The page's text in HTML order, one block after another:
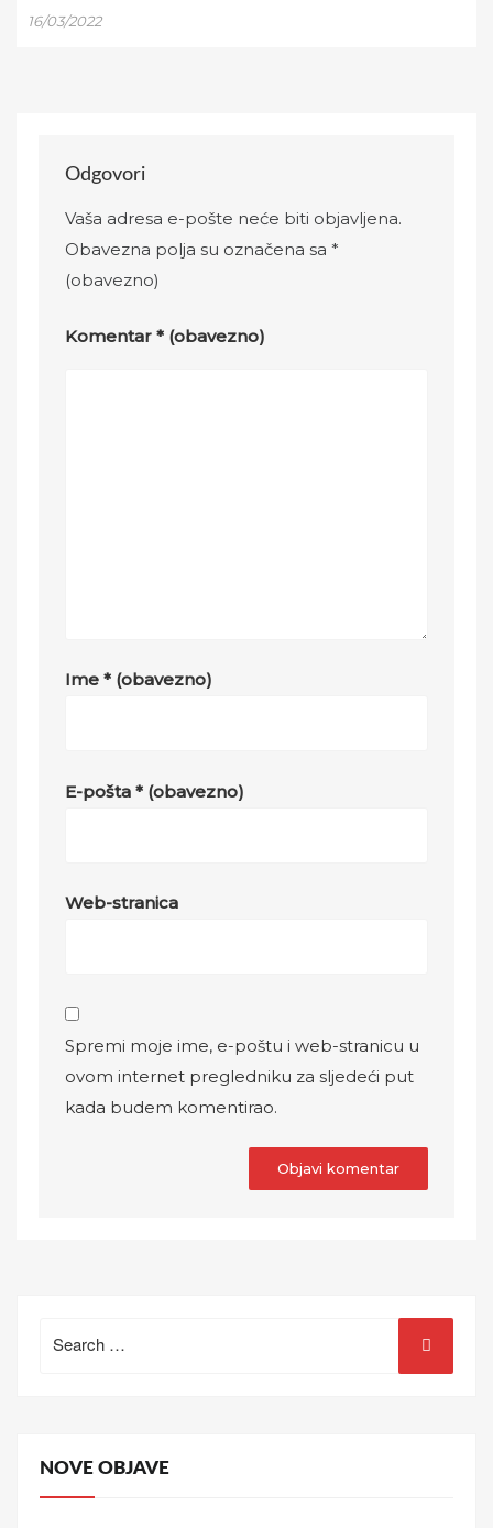
16/03/2022
Odgovori
Vaša adresa e-pošte neće biti objavljena.
Obavezna polja su označena sa*
(obavezno)
Komentar* (obavezno)
Ime* (obavezno)
E-pošta* (obavezno)
Web-stranica
Spremi moje ime, e-poštu i web-stranicu u
ovom internet pregledniku za sljedeći put
kada budem komentirao.
for:
NOVE OBJAVE